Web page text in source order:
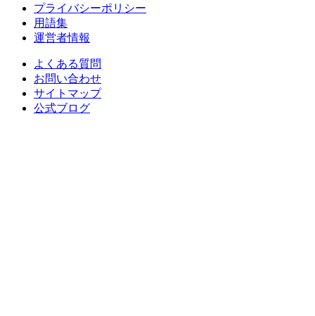
プライバシーポリシー
用語集
運営者情報
よくある質問
お問い合わせ
サイトマップ
公式ブログ